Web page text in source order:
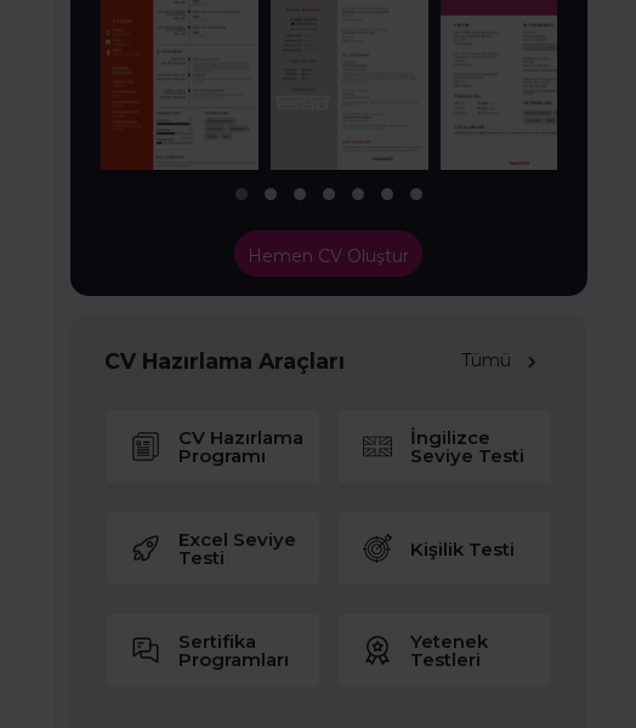
Hemen CV Oluştur
CV Hazırlama Araçları Tümü
CV Hazırlama
Programı
İngilizce
Seviye Testi
Excel Seviye
Testi Kişilik Testi
Sertifika
Programları
Yetenek
Testleri